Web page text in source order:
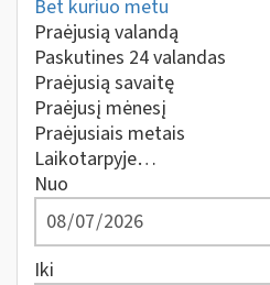
Bet kuriuo metu
Praėjusią valandą
Paskutines 24 valandas
Praėjusią savaitę
Praėjusį mėnesį
Praėjusiais metais
Laikotarpyje…
Nuo
Iki